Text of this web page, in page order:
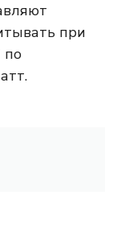
при
по